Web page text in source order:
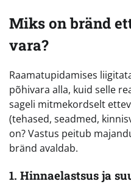
Miks on bränd
vara?
Raamatupidamises
põhivara alla, kuid selle
sageli mitmekordselt
(tehased, seadmed,
on? Vastus peitub
bränd avaldab.
1. Hinnaelastsus ja